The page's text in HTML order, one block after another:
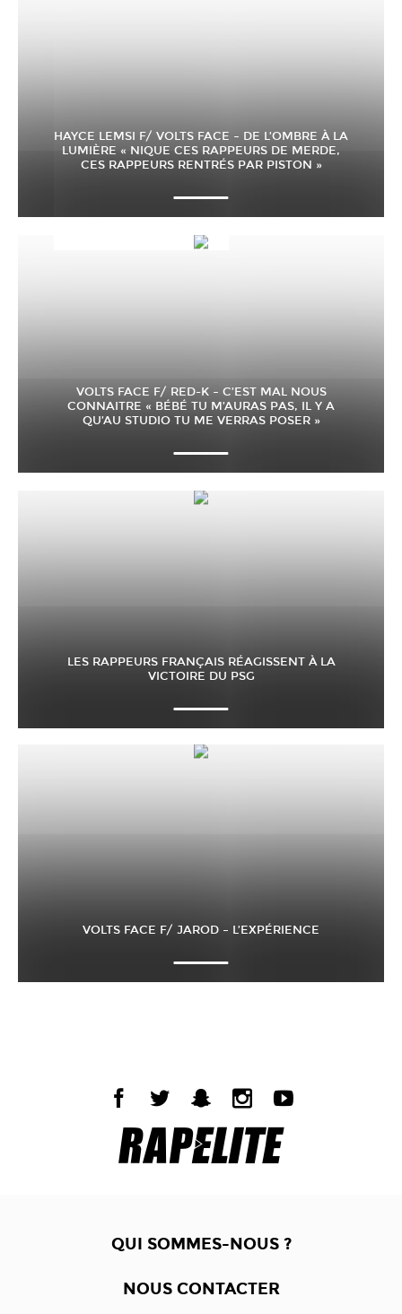
HAYCE LEMSI F/ VOLTS FACE – DE L’OMBRE À LA
LUMIÈRE « NIQUE CES RAPPEURS DE MERDE,
CES RAPPEURS RENTRÉS PAR PISTON »
VOLTS FACE F/ RED-K – C’EST MAL NOUS
CONNAITRE « BÉBÉ TU M’AURAS PAS, IL Y A
QU’AU STUDIO TU ME VERRAS POSER »
LES RAPPEURS FRANÇAIS RÉAGISSENT À LA
VICTOIRE DU PSG
VOLTS FACE F/ JAROD – L’EXPÉRIENCE
QUI SOMMES-NOUS ?
NOUS CONTACTER